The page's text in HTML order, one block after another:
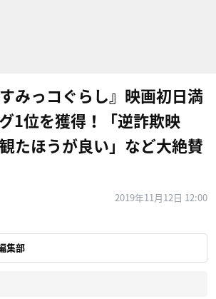
みっコぐらし』映画初日満
1位を獲得！「逆詐欺映
たほうが良い」など大絶賛
2019年11月12日 12:00
集部